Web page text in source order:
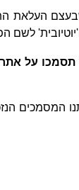
העלאת
על אתרי
המסמכים